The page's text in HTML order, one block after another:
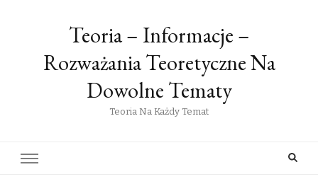
Teoria – Informacje –
Rozważania Teoretyczne Na
Dowolne Tematy
Teoria Na Każdy Temat